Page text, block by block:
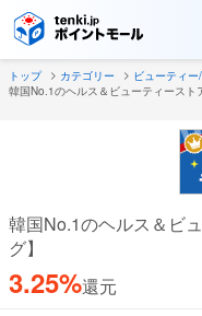
トップ カテゴリー
ビューティー
韓国No.1のヘルス＆ビューティースト
韓国No.1のヘルス＆ビ
グ】
3.25%還元